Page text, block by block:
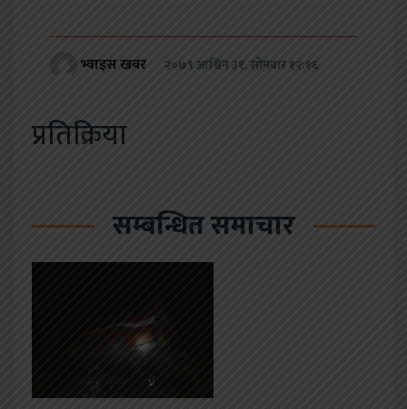
भ्वाइस खबर २०७९ आश्विन ३१, सोमबार १२:१६
प्रतिक्रिया
सम्बन्धित समाचार